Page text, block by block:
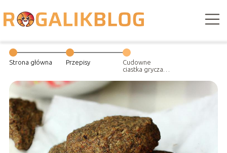
Strona główna Przepisy
Cudowne
ciastka gryczane
przekąski